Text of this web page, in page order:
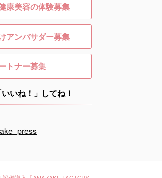
康美容の体験募集
アンバサダー募集
トナー募集
いね！」してね！